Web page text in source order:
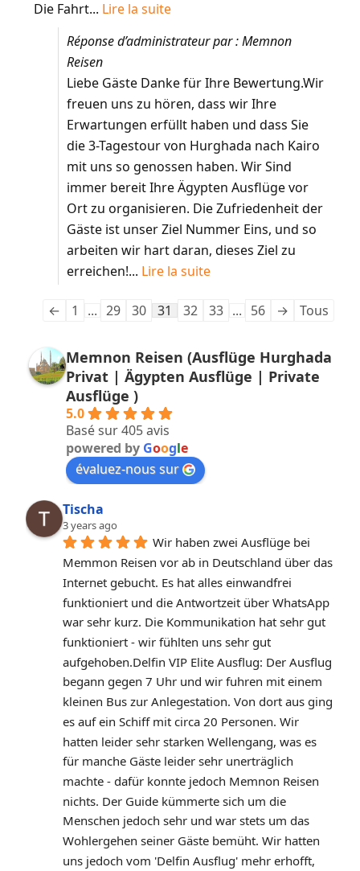
Die Fahrt... Lire la suite
Réponse d’administrateur par : Memnon
Reisen
Liebe Gäste Danke für Ihre Bewertung.Wir
freuen uns zu hören, dass wir Ihre
Erwartungen erfüllt haben und dass Sie
die 3-Tagestour von Hurghada nach Kairo
mit uns so genossen haben. Wir Sind
immer bereit Ihre Ägypten Ausflüge vor
Ort zu organisieren. Die Zufriedenheit der
Gäste ist unser Ziel Nummer Eins, und so
arbeiten wir hart daran, dieses Ziel zu
erreichen!... Lire la suite
← 1 ... 29 30 31 32 33 ... 56 → Tous
Memnon Reisen (Ausflüge Hurghada
Privat | Ägypten Ausflüge | Private
Ausflüge )
5.0
Basé sur 405 avis
powered by Google
évaluez-nous sur
Tischa
3 years ago
Wir haben zwei Ausflüge bei
Memmon Reisen vor ab in Deutschland über das
Internet gebucht. Es hat alles einwandfrei
funktioniert und die Antwortzeit über WhatsApp
war sehr kurz. Die Kommunikation hat sehr gut
funktioniert - wir fühlten uns sehr gut
aufgehoben.Delfin VIP Elite Ausflug: Der Ausflug
begann gegen 7 Uhr und wir fuhren mit einem
kleinen Bus zur Anlegestation. Von dort aus ging
es auf ein Schiff mit circa 20 Personen. Wir
hatten leider sehr starken Wellengang, was es
für manche Gäste leider sehr unerträglich
machte - dafür konnte jedoch Memnon Reisen
nichts. Der Guide kümmerte sich um die
Menschen jedoch sehr und war stets um das
Wohlergehen seiner Gäste bemüht. Wir hatten
uns jedoch vom 'Delfin Ausflug' mehr erhofft,